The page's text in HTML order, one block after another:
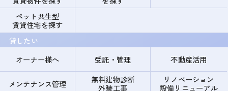
ペット共生型
賃貸住宅を探す
貸したい
オーナー様へ
受託・管理 不動産活用
メンテナンス管理
無料建物診断
外装工事
リノベーション
設備リニューアル